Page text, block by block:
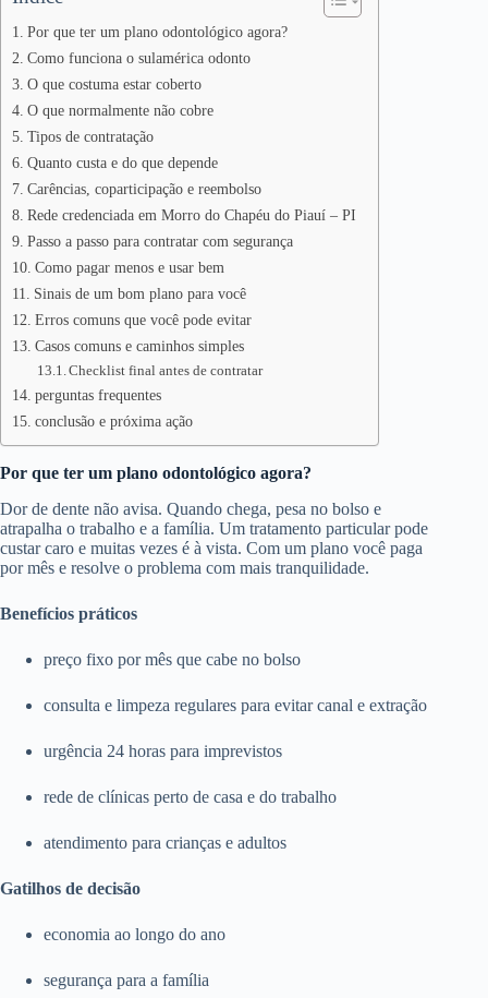
Por que ter um plano odontológico agora?
Como funciona o sulamérica odonto
O que costuma estar coberto
O que normalmente não cobre
Tipos de contratação
Quanto custa e do que depende
Carências, coparticipação e reembolso
Rede credenciada em Morro do Chapéu do Piauí – PI
Passo a passo para contratar com segurança
Como pagar menos e usar bem
Sinais de um bom plano para você
Erros comuns que você pode evitar
Casos comuns e caminhos simples
Checklist final antes de contratar
perguntas frequentes
conclusão e próxima ação
Por que ter um plano odontológico agora?
Dor de dente não avisa. Quando chega, pesa no bolso e
atrapalha o trabalho e a família. Um tratamento particular pode
custar caro e muitas vezes é à vista. Com um plano você paga
por mês e resolve o problema com mais tranquilidade.
Benefícios práticos
preço fixo por mês que cabe no bolso
consulta e limpeza regulares para evitar canal e extração
urgência 24 horas para imprevistos
rede de clínicas perto de casa e do trabalho
atendimento para crianças e adultos
Gatilhos de decisão
economia ao longo do ano
segurança para a família